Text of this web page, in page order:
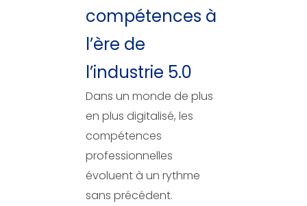
compétences à
l’ère de
l’industrie 5.0
Dans un monde de plus
en plus digitalisé, les
compétences
professionnelles
évoluent à un rythme
sans précédent.